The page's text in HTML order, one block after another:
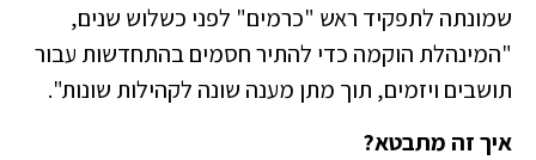
שמונתה לתפקיד ראש "כרמים" לפני כשלוש שנים,
"המינהלת הוקמה כדי להתיר חסמים בהתחדשות עבור
תושבים ויזמים, תוך מתן מענה שונה לקהילות שונות".
איך זה מתבטא?